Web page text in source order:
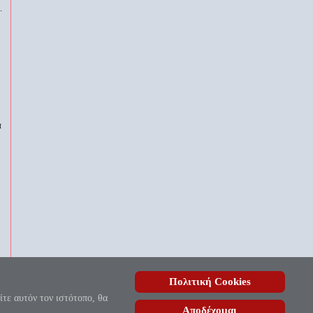
αυτόν τον ιστότοπο, θα
Πολιτική Cookies
Αποδέχομαι